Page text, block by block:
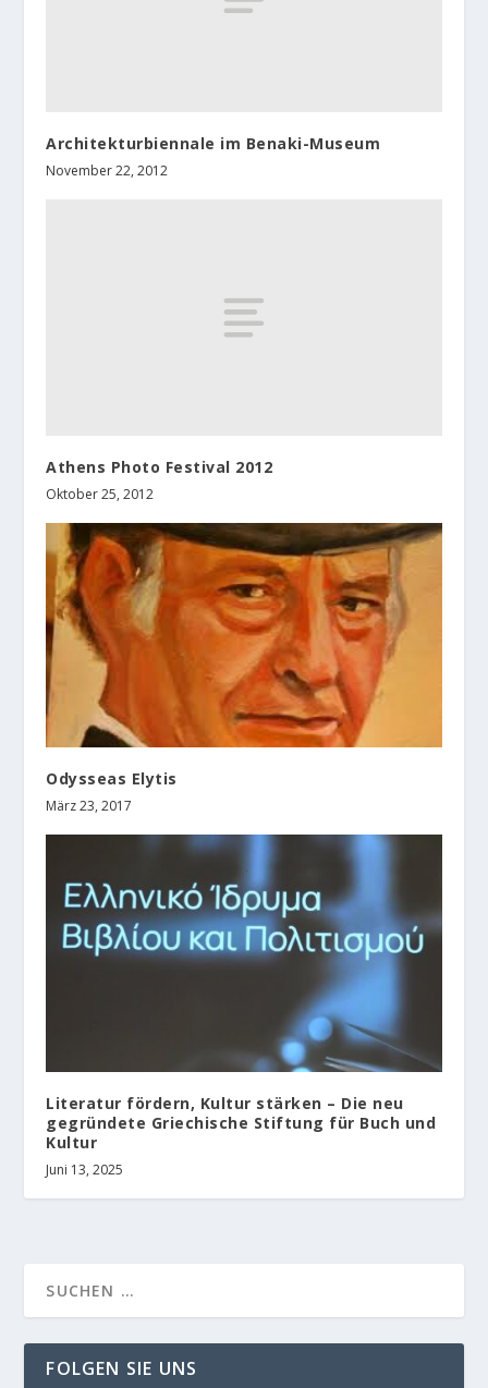
Architekturbiennale im Benaki-Museum
November 22, 2012
Athens Photo Festival 2012
Oktober 25, 2012
Odysseas Elytis
März 23, 2017
Literatur fördern, Kultur stärken – Die neu
gegründete Griechische Stiftung für Buch und
Kultur
Juni 13, 2025
FOLGEN SIE UNS